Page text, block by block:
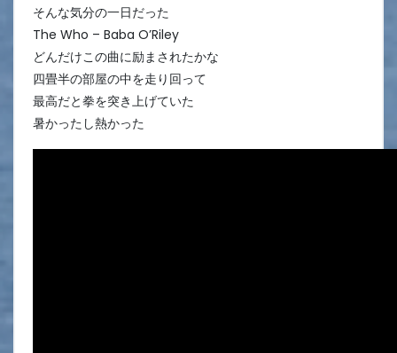
そんな気分の一日だった
The Who – Baba O’Riley
どんだけこの曲に励まされたかな
四畳半の部屋の中を走り回って
最高だと拳を突き上げていた
暑かったし熱かった